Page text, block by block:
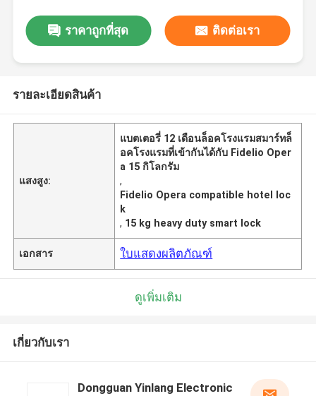
ราคาถูกที่สุด ติดต่อเรา
รายละเอียดสินค้า
แสงสูง:
แบตเตอรี่ 12 เดือนล็อคโรงแรมสมาร์ทล็
อคโรงแรมที่เข้ากันได้กับ Fidelio Oper
a 15 กิโลกรัม
,
Fidelio Opera compatible hotel loc
k
, 15 kg heavy duty smart lock
เอกสาร ใบแสดงผลิตภัณฑ์
ดูเพิ่มเติม
เกี่ยวกับเรา
Dongguan Yinlang Electronic